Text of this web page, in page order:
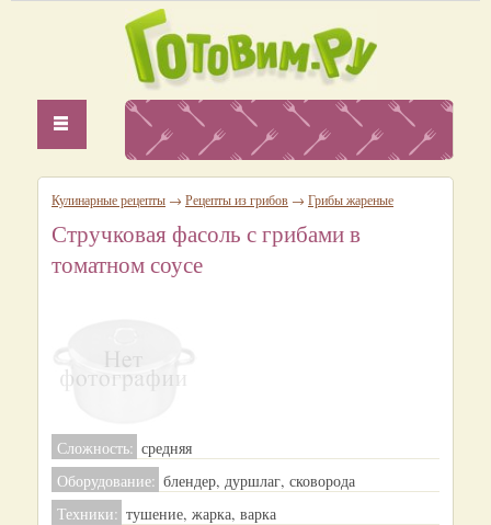
Кулинарные рецепты → Рецепты из грибов → Грибы жареные
Стручковая фасоль с грибами в
томатном соусе
Сложность: средняя
Оборудование: блендер, дуршлаг, сковорода
Техники: тушение, жарка, варка